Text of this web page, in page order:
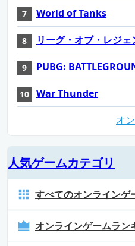
World of Tanks
リーグ・オブ・レジェ
PUBG:
War Thunder
オ
人気ゲームカテゴリ
すべてのオンラインゲ
オンラインゲームラン